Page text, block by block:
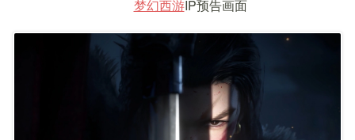
梦幻西游IP预告画面